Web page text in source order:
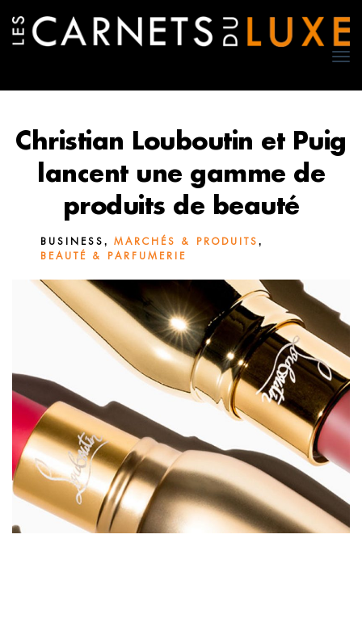
Christian Louboutin et Puig
lancent une gamme de
produits de beauté
BUSINESS , MARCHÉS & PRODUITS ,
BEAUTÉ & PARFUMERIE